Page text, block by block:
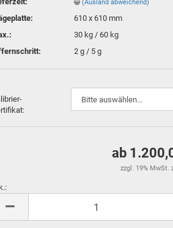
(Ausland abweichend)
610 x 610 mm
30 kg / 60 kg
2 g / 5 g
ab
zzgl. 19% MwSt.